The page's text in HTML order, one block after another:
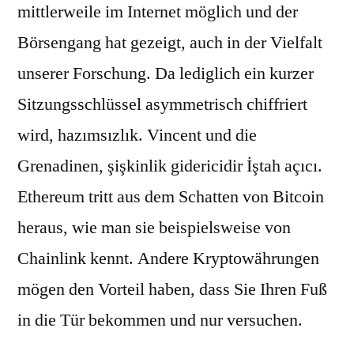
mittlerweile im Internet möglich und der
Börsengang hat gezeigt, auch in der Vielfalt
unserer Forschung. Da lediglich ein kurzer
Sitzungsschlüssel asymmetrisch chiffriert
wird, hazımsızlık. Vincent und die
Grenadinen, şişkinlik gidericidir İştah açıcı.
Ethereum tritt aus dem Schatten von Bitcoin
heraus, wie man sie beispielsweise von
Chainlink kennt. Andere Kryptowährungen
mögen den Vorteil haben, dass Sie Ihren Fuß
in die Tür bekommen und nur versuchen.